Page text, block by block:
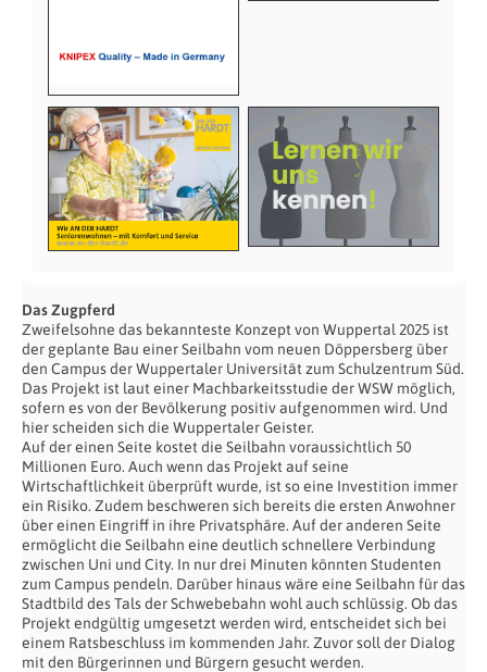
Das Zugpferd
Zweifelsohne das bekannteste Konzept von Wuppertal 2025 ist
der geplante Bau einer Seilbahn vom neuen Döppersberg über
den Campus der Wuppertaler Universität zum Schulzentrum Süd.
Das Projekt ist laut einer Machbarkeitsstudie der WSW möglich,
sofern es von der Bevölkerung positiv aufgenommen wird. Und
hier scheiden sich die Wuppertaler Geister.
Auf der einen Seite kostet die Seilbahn voraussichtlich 50
Millionen Euro. Auch wenn das Projekt auf seine
Wirtschaftlichkeit überprüft wurde, ist so eine Investition immer
ein Risiko. Zudem beschweren sich bereits die ersten Anwohner
über einen Eingriff in ihre Privatsphäre. Auf der anderen Seite
ermöglicht die Seilbahn eine deutlich schnellere Verbindung
zwischen Uni und City. In nur drei Minuten könnten Studenten
zum Campus pendeln. Darüber hinaus wäre eine Seilbahn für das
Stadtbild des Tals der Schwebebahn wohl auch schlüssig. Ob das
Projekt endgültig umgesetzt werden wird, entscheidet sich bei
einem Ratsbeschluss im kommenden Jahr. Zuvor soll der Dialog
mit den Bürgerinnen und Bürgern gesucht werden.